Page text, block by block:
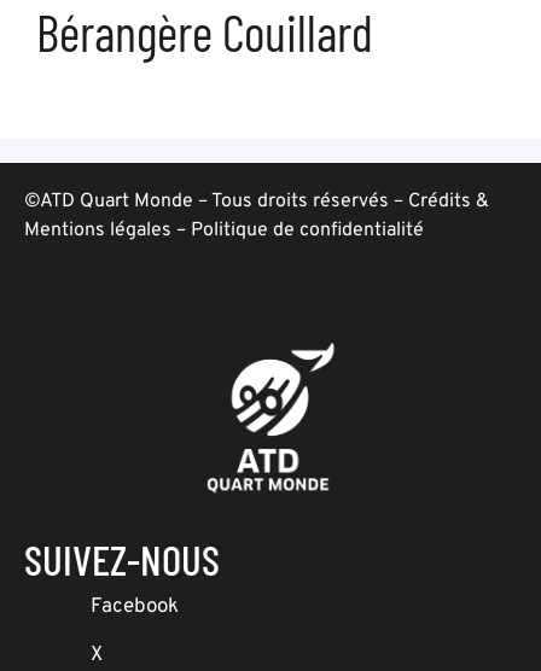
Bérangère Couillard
©ATD Quart Monde – Tous droits réservés – Crédits &
Mentions légales – Politique de confidentialité
SUIVEZ-NOUS
Facebook
X